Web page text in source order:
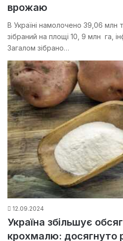
врожаю
В Україні намолочено 39,06 млн
зібраний на площі 10, 9 млн га,
Загалом зібрано…
12.09.2024
Україна збільшує
крохмалю: досягнуто